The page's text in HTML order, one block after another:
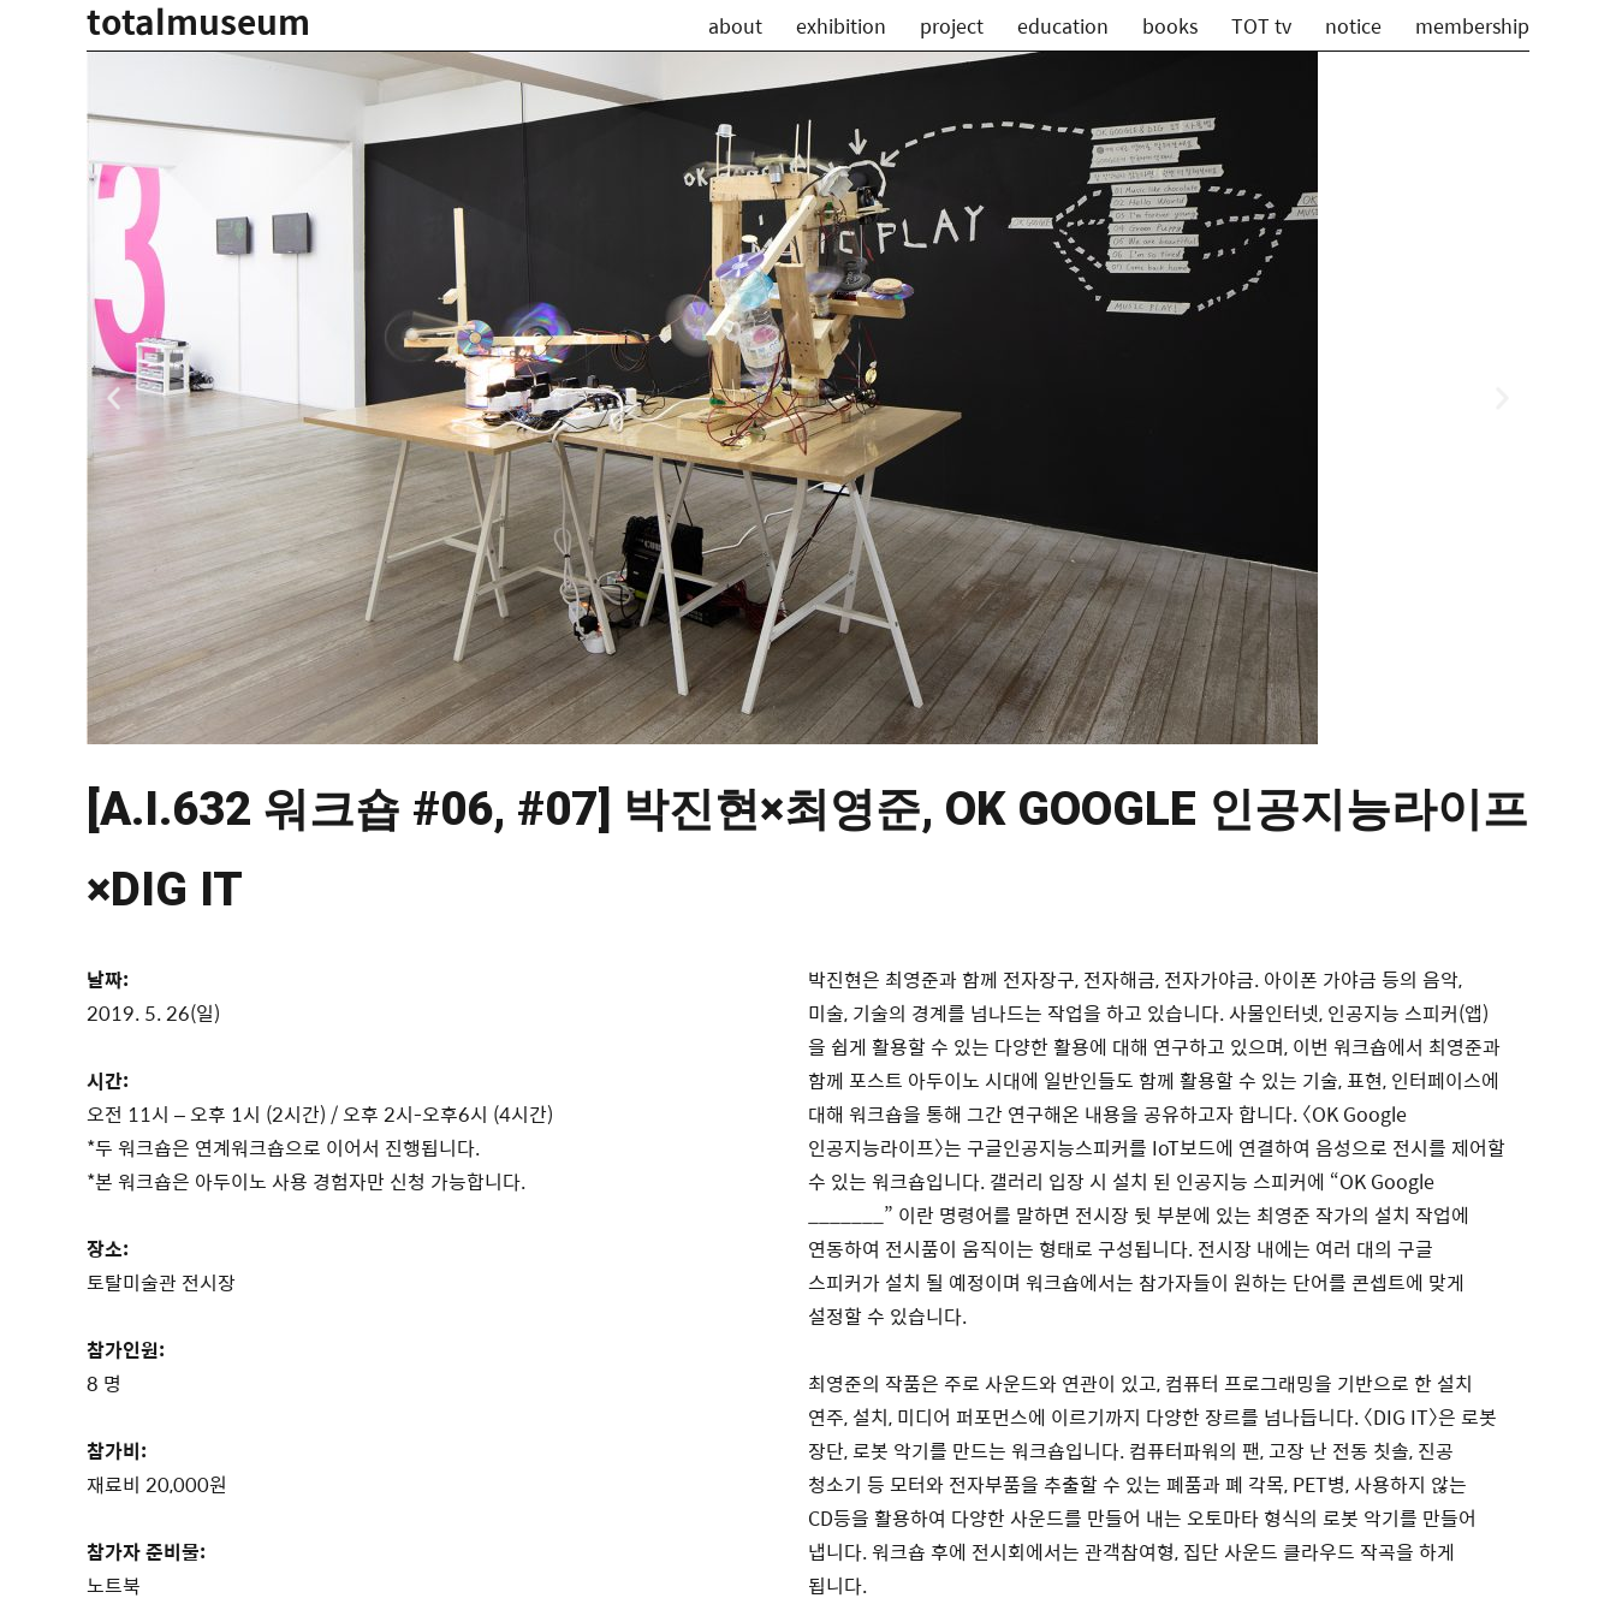
totalmuseum about exhibition project education books TOT tv notice membership
[A.I.632 워크숍 #06, #07] 박진현×최영준, OK GOOGLE 인공지능라이프
×DIG IT
날짜:
2019. 5. 26(일)
시간:
오전 11시 – 오후 1시 (2시간) / 오후 2시-오후6시 (4시간)
*두 워크숍은 연계워크숍으로 이어서 진행됩니다.
*본 워크숍은 아두이노 사용 경험자만 신청 가능합니다.
장소:
토탈미술관 전시장
참가인원:
8 명
참가비:
재료비 20,000원
참가자 준비물:
노트북
박진현은 최영준과 함께 전자장구, 전자해금, 전자가야금. 아이폰 가야금 등의 음악,
미술, 기술의 경계를 넘나드는 작업을 하고 있습니다. 사물인터넷, 인공지능 스피커(앱)
을 쉽게 활용할 수 있는 다양한 활용에 대해 연구하고 있으며, 이번 워크숍에서 최영준과
함께 포스트 아두이노 시대에 일반인들도 함께 활용할 수 있는 기술, 표현, 인터페이스에
대해 워크숍을 통해 그간 연구해온 내용을 공유하고자 합니다. 〈OK Google
인공지능라이프〉는 구글인공지능스피커를 IoT보드에 연결하여 음성으로 전시를 제어할
수 있는 워크숍입니다. 갤러리 입장 시 설치 된 인공지능 스피커에 “OK Google
_______” 이란 명령어를 말하면 전시장 뒷 부분에 있는 최영준 작가의 설치 작업에
연동하여 전시품이 움직이는 형태로 구성됩니다. 전시장 내에는 여러 대의 구글
스피커가 설치 될 예정이며 워크숍에서는 참가자들이 원하는 단어를 콘셉트에 맞게
설정할 수 있습니다.
최영준의 작품은 주로 사운드와 연관이 있고, 컴퓨터 프로그래밍을 기반으로 한 설치
연주, 설치, 미디어 퍼포먼스에 이르기까지 다양한 장르를 넘나듭니다. 〈DIG IT〉은 로봇
장단, 로봇 악기를 만드는 워크숍입니다. 컴퓨터파워의 팬, 고장 난 전동 칫솔, 진공
청소기 등 모터와 전자부품을 추출할 수 있는 폐품과 폐 각목, PET병, 사용하지 않는
CD등을 활용하여 다양한 사운드를 만들어 내는 오토마타 형식의 로봇 악기를 만들어
냅니다. 워크숍 후에 전시회에서는 관객참여형, 집단 사운드 클라우드 작곡을 하게
됩니다.